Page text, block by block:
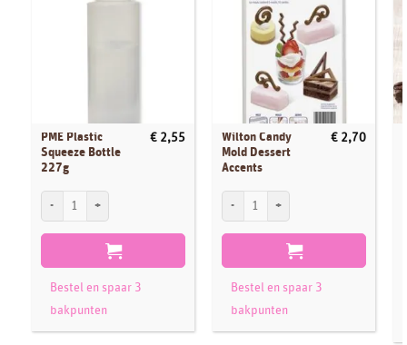
PME Plastic
Squeeze Bottle
227g
€ 2,55
Bestel en spaar 3
bakpunten
Wilton Candy
Mold Dessert
Accents
€ 2,70
Bestel en spaar 3
bakpunten